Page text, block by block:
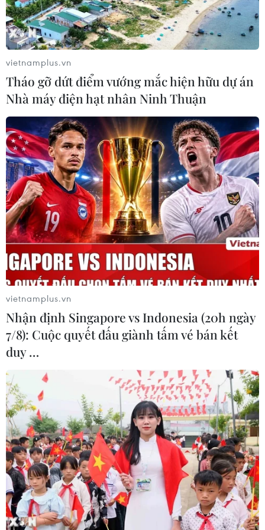
Xây dựng chiến lược chống dịch hiệu quả
cả về kinh tế và y tế
12/08/2020 11:50
Thủ tướng đề nghị từng địa phương xây dựng một chiến
lược chống dịch bệnh hiệu quả cả về kinh tế và y tế;
đánh giá mức độ rủi ro từng khu vực trong một địa
phương, không nhất thiết phong tỏa toàn bộ.
Phối hợp điều tra, xử lý 47 tấn rác thải y tế
tại Bình Dương
vietnamplus.vn
Tháo gỡ dứt điểm vướng mắc hiện hữu dự án
Nhà máy điện hạt nhân Ninh Thuận
vietnamplus.vn
Nhận định Singapore vs Indonesia (20h ngày
7/8): Cuộc quyết đấu giành tấm vé bán kết
duy …